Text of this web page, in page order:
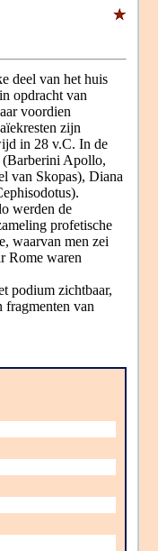
deel van het huis
opdracht van
voordien
zijn
in 28 v.C. In de
(Barberini Apollo,
van Skopas), Diana
werden de
profetische
waarvan men zei
Rome waren
podium zichtbaar,
fragmenten van